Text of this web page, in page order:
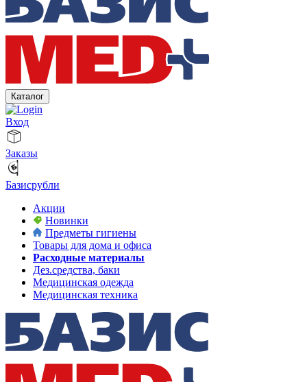
Каталог
Вход
Заказы
Базисрубли
Акции
Новинки
Предметы гигиены
Товары для дома и офиса
Расходные материалы
Дез.средства, баки
Медицинская одежда
Медицинская техника